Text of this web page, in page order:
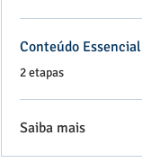
Conteúdo Essencial
.2 etapas
Saiba mais